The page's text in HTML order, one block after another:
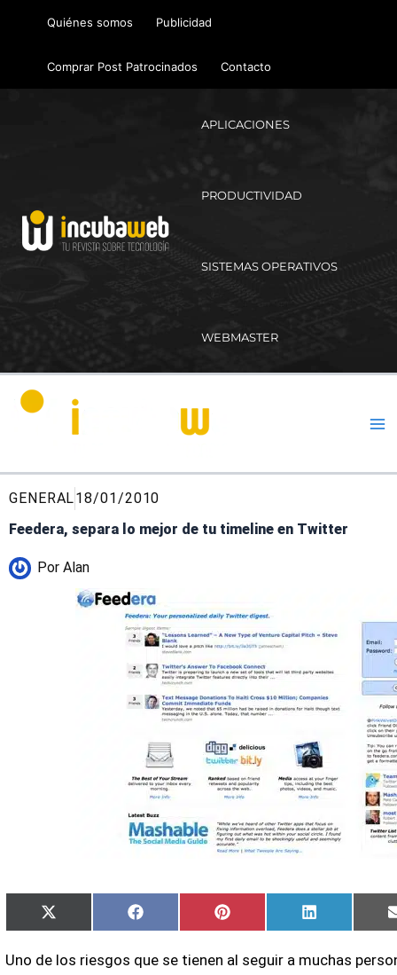
Quiénes somos Publicidad
Comprar Post Patrocinados Contacto
APLICACIONES
PRODUCTIVIDAD
SISTEMAS OPERATIVOS
WEBMASTER
GENERAL18/01/2010
Feedera, separa lo mejor de tu timeline en Twitter
Por Alan
Compartir
en
X
(Twitter)
Compartir
en
Facebook
Compartir
en
Pinterest
Compartir
en
LinkedIn
Uno de los riesgos que se tienen al seguir a muchas